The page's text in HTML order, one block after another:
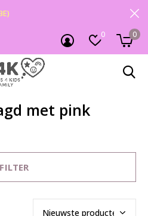
0 0
met pink
FILTER